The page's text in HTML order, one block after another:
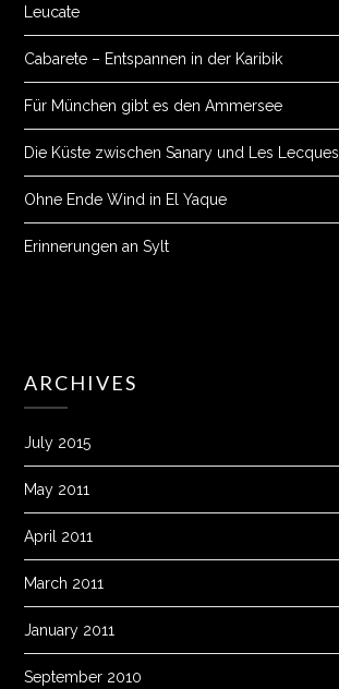
Leucate
Cabarete – Entspannen in der Karibik
Für München gibt es den Ammersee
Die Küste zwischen Sanary und Les Lecques
Ohne Ende Wind in El Yaque
Erinnerungen an Sylt
ARCHIVES
July 2015
May 2011
April 2011
March 2011
January 2011
September 2010